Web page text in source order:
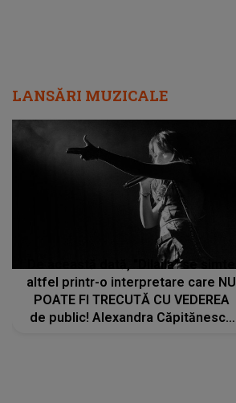
LANSĂRI MUZICALE
De această dată, "Dilaila" se simte
altfel printr-o interpretare care NU
POATE FI TRECUTĂ CU VEDEREA
de public! Alexandra Căpitănescu